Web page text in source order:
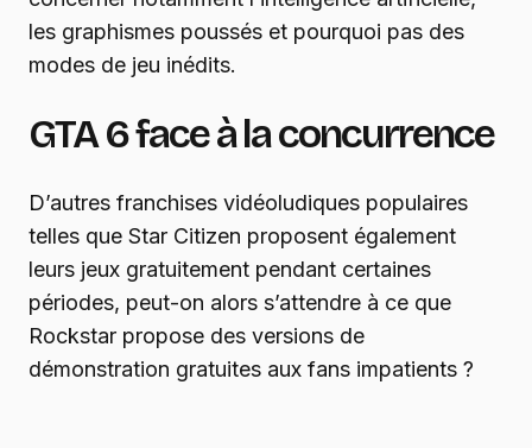
les graphismes poussés et pourquoi pas des
modes de jeu inédits.
GTA 6 face à la concurrence
D’autres franchises vidéoludiques populaires
telles que Star Citizen proposent également
leurs jeux gratuitement pendant certaines
périodes, peut-on alors s’attendre à ce que
Rockstar propose des versions de
démonstration gratuites aux fans impatients ?